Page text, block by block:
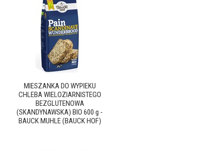
MIESZANKA DO WYPIEKU
CHLEBA WIELOZIARNISTEGO
BEZGLUTENOWA
(SKANDYNAWSKA) BIO 600 g -
BAUCK MUHLE (BAUCK HOF)